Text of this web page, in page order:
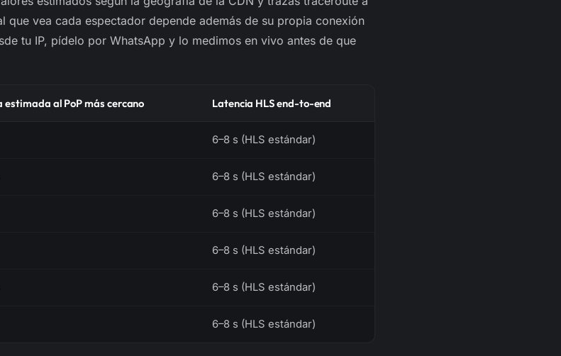
que vea cada espectador depende además de su propia conexión
tu IP, pídelo por WhatsApp y lo medimos en vivo antes de que
estimada al PoP más cercano Latencia HLS end-to-end
6–8 s (HLS estándar)
6–8 s (HLS estándar)
6–8 s (HLS estándar)
6–8 s (HLS estándar)
6–8 s (HLS estándar)
6–8 s (HLS estándar)